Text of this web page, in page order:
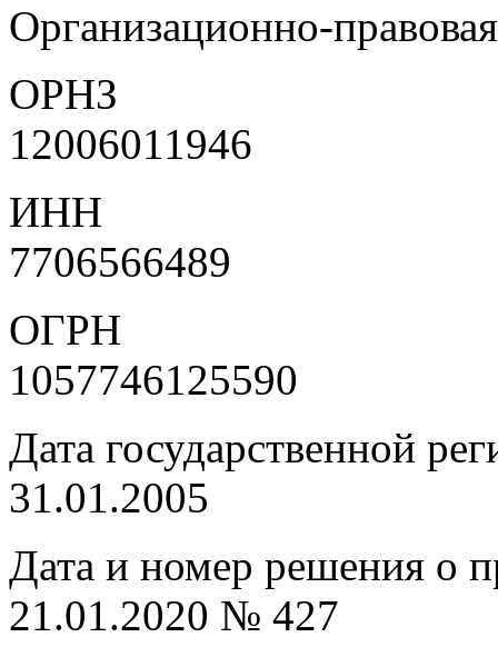
Организационно-
ОРНЗ
12006011946
ИНН
7706566489
ОГРН
1057746125590
Дата государственной
31.01.2005
Дата и номер решения о
21.01.2020 № 427